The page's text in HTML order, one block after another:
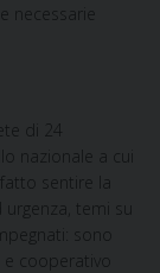
di 24
nazionale a cui
sentire la
temi su
sono
cooperativo